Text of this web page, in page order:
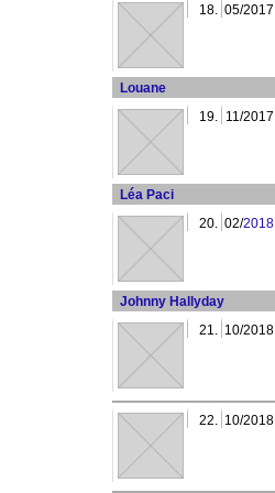
18. 05/2017
Louane
19. 11/2017
Léa Paci
20. 02/2018
Johnny Hallyday
21. 10/2018
22. 10/2018